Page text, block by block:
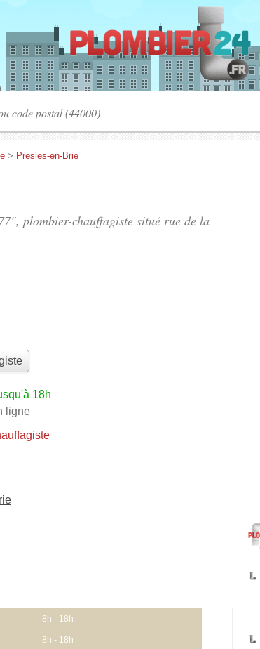
> Presles-en-Brie
plombier-chauffagiste situé rue de la
18h
ligne
8h - 18h
8h - 18h